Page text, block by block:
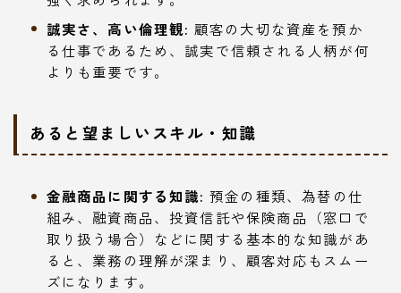
誠実さ、高い倫理観: 顧客の大切な資産を預か
る仕事であるため、誠実で信頼される人柄が何
よりも重要です。
あると望ましいスキル・知識
金融商品に関する知識: 預金の種類、為替の仕
組み、融資商品、投資信託や保険商品（窓口で
取り扱う場合）などに関する基本的な知識があ
ると、業務の理解が深まり、顧客対応もスムー
ズになります。